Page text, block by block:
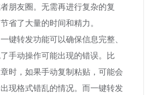
朋友圈。无需再进行复杂的复
省了大量的时间和精力。
键转发功能可以确保信息完整、
手动操作可能出现的错误。比
时，如果手动复制粘贴，可能会
现格式错乱的情况。而一键转发